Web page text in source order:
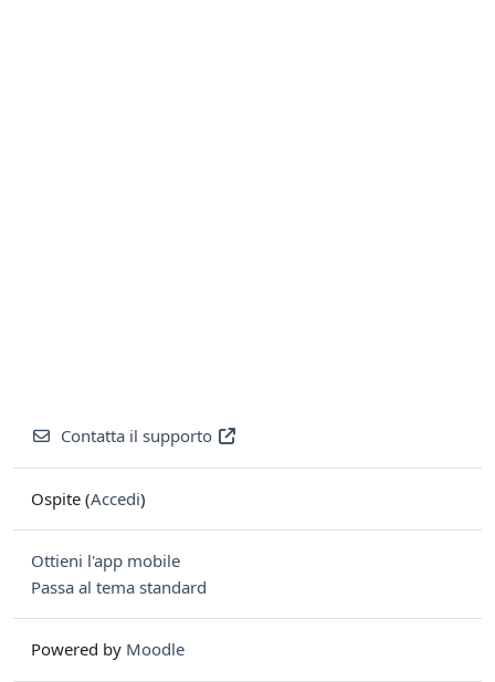
Contatta il supporto
Ospite (Accedi)
Ottieni l'app mobile
Passa al tema standard
Powered by Moodle